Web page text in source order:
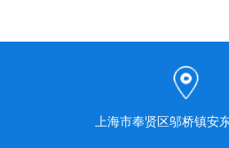
上海市奉贤区邬桥镇安